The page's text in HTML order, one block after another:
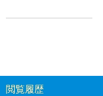
閲覧履歴